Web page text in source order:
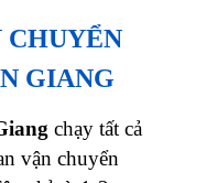
CHUYỂN
GIANG
chạy tất cả
vận chuyển